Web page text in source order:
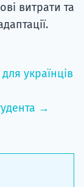
витрати та
українців
→